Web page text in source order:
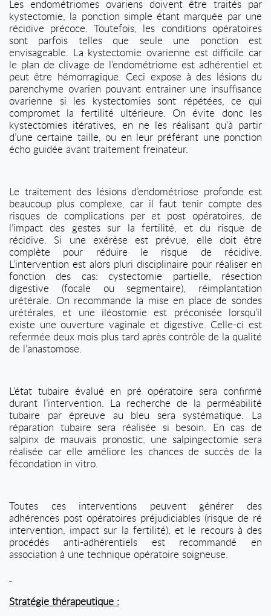
Les endométriomes ovariens doivent être traités par
kystectomie, la ponction simple étant marquée par une
récidive précoce. Toutefois, les conditions opératoires
sont parfois telles que seule une ponction est
envisageable. La kystectomie ovarienne est difficile car
le plan de clivage de l’endométriome est adhérentiel et
peut être hémorragique. Ceci expose à des lésions du
parenchyme ovarien pouvant entrainer une insuffisance
ovarienne si les kystectomies sont répétées, ce qui
compromet la fertilité ultérieure. On évite donc les
kystectomies itératives, en ne les réalisant qu’à partir
d’une certaine taille, ou en leur préférant une ponction
écho guidée avant traitement freinateur.
Le traitement des lésions d’endométriose profonde est
beaucoup plus complexe, car il faut tenir compte des
risques de complications per et post opératoires, de
l’impact des gestes sur la fertilité, et du risque de
récidive. Si une exérèse est prévue, elle doit être
complète pour réduire le risque de récidive.
L’intervention est alors pluri disciplinaire pour réaliser en
fonction des cas: cystectomie partielle, résection
digestive (focale ou segmentaire), réimplantation
urétérale. On recommande la mise en place de sondes
urétérales, et une iléostomie est préconisée lorsqu’il
existe une ouverture vaginale et digestive. Celle-ci est
refermée deux mois plus tard après contrôle de la qualité
de l’anastomose.
L’état tubaire évalué en pré opératoire sera confirmé
durant l’intervention. La recherche de la perméabilité
tubaire par épreuve au bleu sera systématique. La
réparation tubaire sera réalisée si besoin. En cas de
salpinx de mauvais pronostic, une salpingectomie sera
réalisée car elle améliore les chances de succès de la
fécondation in vitro.
Toutes ces interventions peuvent générer des
adhérences post opératoires préjudiciables (risque de ré
intervention, impact sur la fertilité), et le recours à des
procédés anti-adhérentiels est recommandé en
association à une technique opératoire soigneuse.
Stratégie thérapeutique :